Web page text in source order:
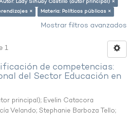
Lady Sihuay Castillo (autor principal) ×
×
Materia: Políticas públicas ×
Mostrar filtros avanzados
1
de competencias:
del Sector Educación en
principal); Evelin Catacora
Velando; Stephanie Barboza Tello;